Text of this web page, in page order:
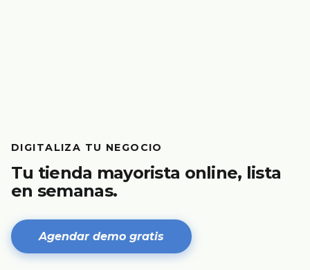
DIGITALIZA TU NEGOCIO
Tu tienda mayorista online, lista
en semanas.
Agendar demo gratis